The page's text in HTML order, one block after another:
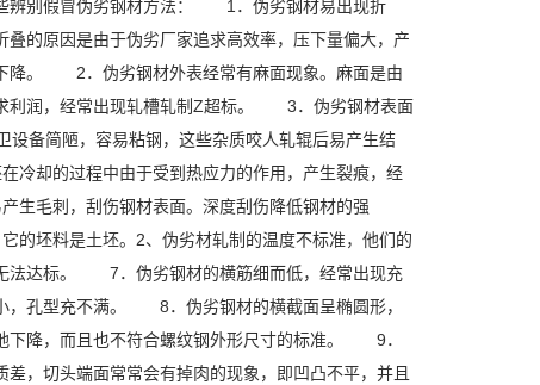
辨别假冒伪劣钢材方法： 1．伪劣钢材易出现折
的原因是由于伪劣厂家追求高效率，压下量偏大，产
降。 2．伪劣钢材外表经常有麻面现象。麻面是由
利润，经常出现轧槽轧制Z超标。 3．伪劣钢材表面
备简陋，容易粘钢，这些杂质咬人轧辊后易产生结
却的过程中由于受到热应力的作用，产生裂痕，经
毛刺，刮伤钢材表面。深度刮伤降低钢材的强
坯料是土坯。2、伪劣材轧制的温度不标准，他们的
法达标。 7．伪劣钢材的横筋细而低，经常出现充
，孔型充不满。 8．伪劣钢材的横截面呈椭圆形，
下降，而且也不符合螺纹钢外形尺寸的标准。 9．
，切头端面常常会有掉肉的现象，即凹凸不平，并且